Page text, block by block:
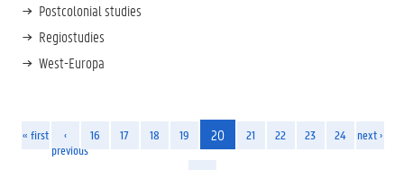
Postcolonial studies
Regiostudies
West-Europa
« first
‹
previous
16 17 18 19 20 21 22 23 24 next ›